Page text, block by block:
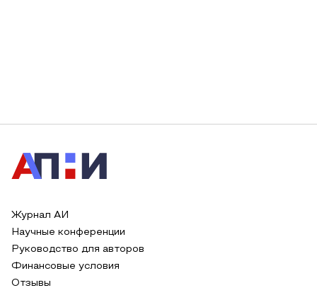
Журнал АИ
Научные конференции
Руководство для авторов
Финансовые условия
Отзывы